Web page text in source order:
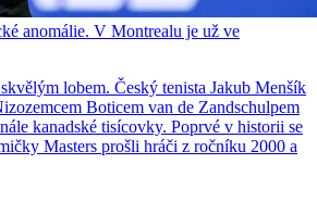
anomálie. V Montrealu je už ve
lobem. Český tenista Jakub Menšík
Boticem van de Zandschulpem
kanadské tisícovky. Poprvé v historii se
Masters prošli hráči z ročníku 2000 a